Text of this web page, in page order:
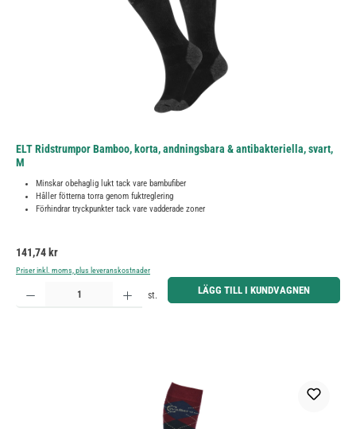
ELT Ridstrumpor Bamboo, korta, andningsbara & antibakteriella, svart,
M
Minskar obehaglig lukt tack vare bambufiber
Håller fötterna torra genom fuktreglering
Förhindrar tryckpunkter tack vare vadderade zoner
Ordinarie pris:
141,74 kr
Priser inkl. moms, plus leveranskostnader
Produktkvantitet: Ange önskat belopp eller använd knapparna för att öka eller minska kvantiteten.
st. LÄGG TILL I KUNDVAGNEN